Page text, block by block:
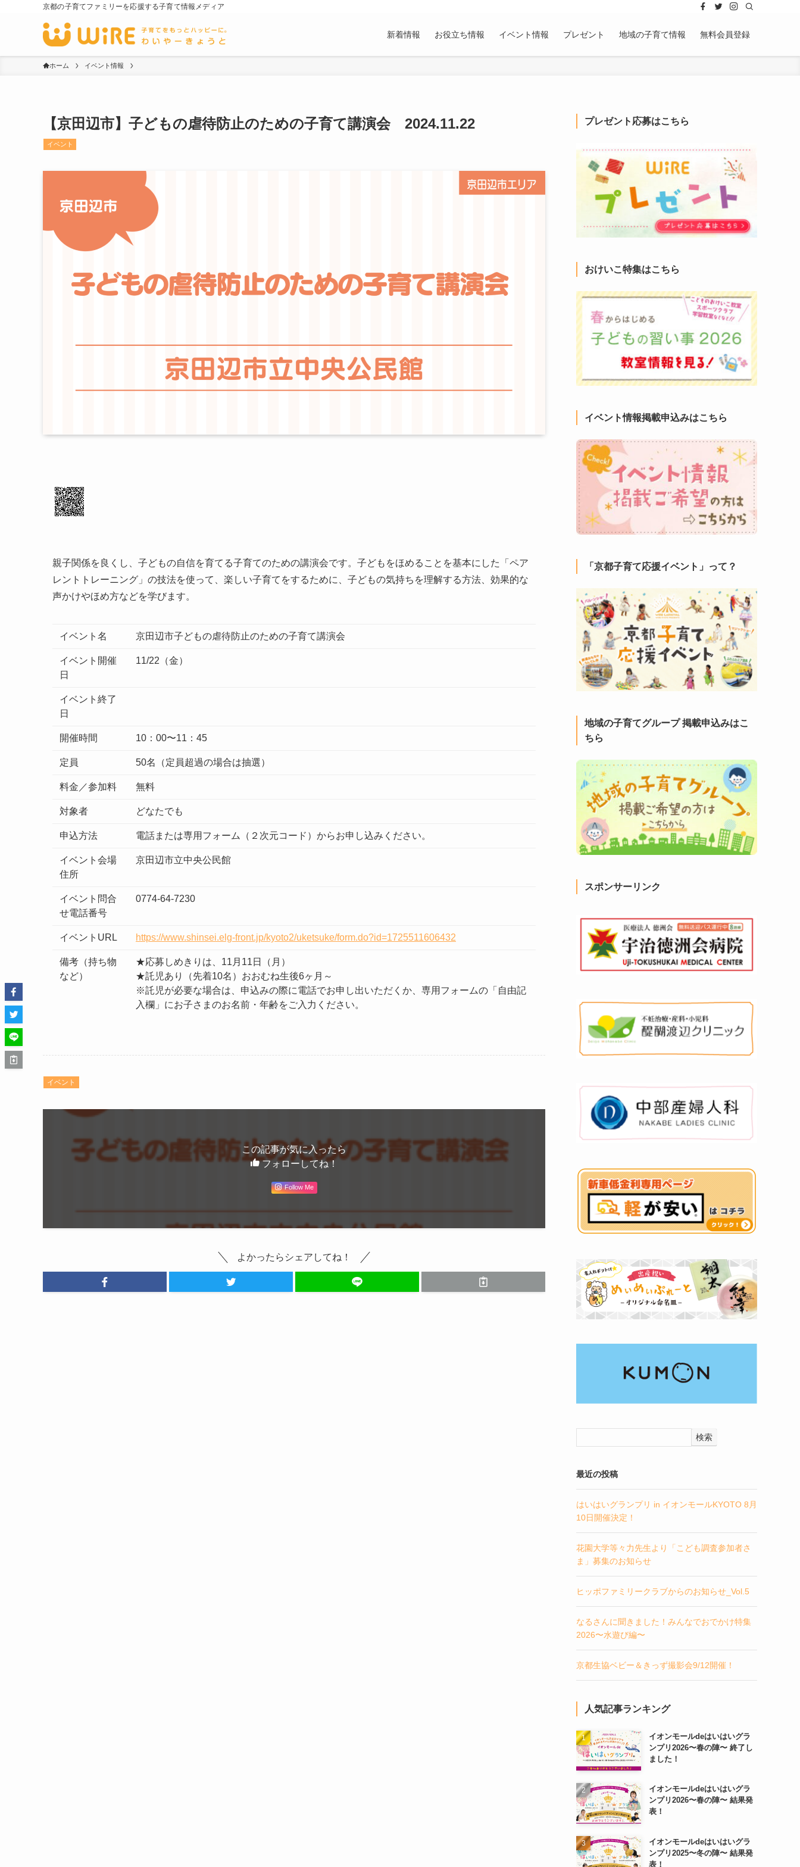
京都の子育てファミリーを応援する子育て情報メディア
新着情報 お役立ち情報 イベント情報 プレゼント 地域の子育て情報 無料会員登録
ホーム イベント情報
【京田辺市】子どもの虐待防止のための子育て講演会 2024.11.22
イベント
親子関係を良くし、子どもの自信を育てる子育てのための講演会です。子どもをほめることを基本にした「ペア
レントトレーニング」の技法を使って、楽しい子育てをするために、子どもの気持ちを理解する方法、効果的な
声かけやほめ方などを学びます。
イベント名 京田辺市子どもの虐待防止のための子育て講演会
イベント開催
日
11/22（金）
イベント終了
日
開催時間 10：00〜11：45
定員 50名（定員超過の場合は抽選）
料金／参加料 無料
対象者 どなたでも
申込方法 電話または専用フォーム（２次元コード）からお申し込みください。
イベント会場
住所
京田辺市立中央公民館
イベント問合
せ電話番号
0774-64-7230
イベントURL https://www.shinsei.elg-front.jp/kyoto2/uketsuke/form.do?id=1725511606432
備考（持ち物
など）
★応募しめきりは、11月11日（月）
★託児あり（先着10名）おおむね生後6ヶ月～
※託児が必要な場合は、申込みの際に電話でお申し出いただくか、専用フォームの「自由記
入欄」にお子さまのお名前・年齢をご入力ください。
イベント
この記事が気に入ったら
フォローしてね！
Follow Me
よかったらシェアしてね！
プレゼント応募はこちら
おけいこ特集はこちら
イベント情報掲載申込みはこちら
「京都子育て応援イベント」って？
地域の子育てグループ 掲載申込みはこ
ちら
スポンサーリンク
検索
最近の投稿
はいはいグランプリ in イオンモールKYOTO 8月
10日開催決定！
花園大学等々力先生より「こども調査参加者さ
ま」募集のお知らせ
ヒッポファミリークラブからのお知らせ_Vol.5
なるさんに聞きました！みんなでおでかけ特集
2026〜水遊び編〜
京都生協ベビー＆きっず撮影会9/12開催！
人気記事ランキング
イオンモールdeはいはいグラ
ンプリ2026〜春の陣〜 終了し
ました！
イオンモールdeはいはいグラ
ンプリ2026〜春の陣〜 結果発
表！
イオンモールdeはいはいグラ
ンプリ2025〜冬の陣〜 結果発
表！